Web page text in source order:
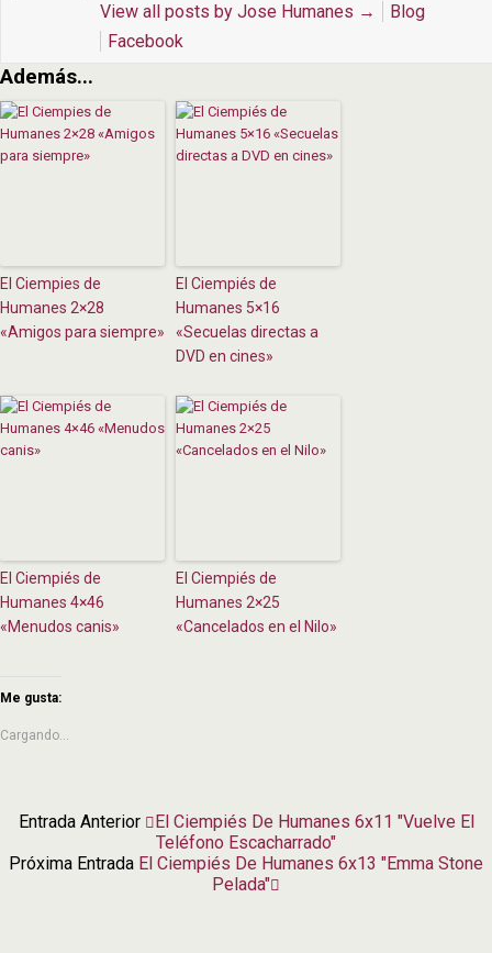
View all posts by Jose Humanes →
Blog
Facebook
Además...
El Ciempies de
Humanes 2×28
«Amigos para siempre»
El Ciempiés de
Humanes 5×16
«Secuelas directas a
DVD en cines»
El Ciempiés de
Humanes 4×46
«Menudos canis»
El Ciempiés de
Humanes 2×25
«Cancelados en el Nilo»
Me gusta:
Cargando...
Entrada Anterior
El Ciempiés De Humanes 6x11 "Vuelve El
Teléfono Escacharrado"
Próxima Entrada El Ciempiés De Humanes 6x13 "Emma Stone
Pelada"